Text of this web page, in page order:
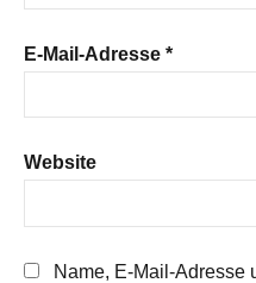
E-Mail-Adresse *
Website
Name, E-Mail-Adresse